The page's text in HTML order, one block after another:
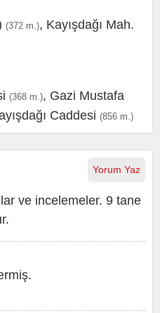
(372 m.), Kayışdağı Mah.
(368 m.), Gazi Mustafa
Caddesi (856 m.)
Yorum Yaz
ve incelemeler. 9 tane